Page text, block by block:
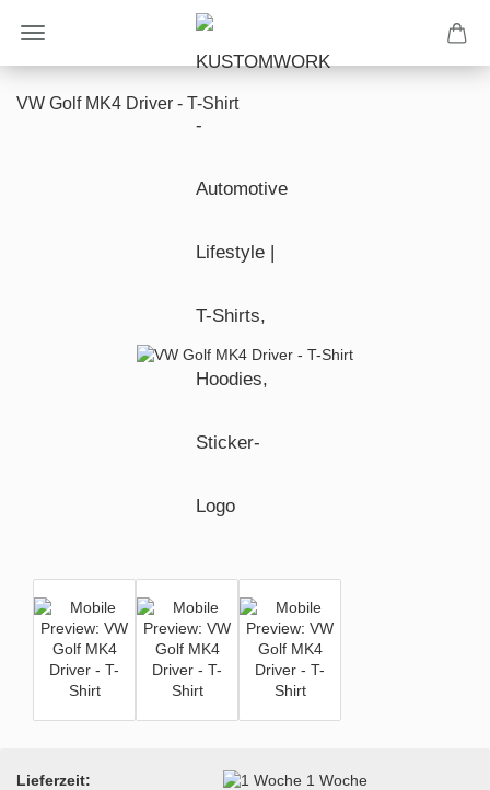
VW Golf MK4 Driver - T-Shirt
Lieferzeit: 1 Woche